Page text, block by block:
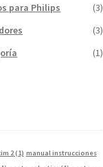
para Philips
(3)
(3)
(1)
2(1) manual instrucciones